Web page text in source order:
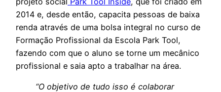
2014 e, desde então, capacita pessoas de baixa
renda através de uma bolsa integral no curso de
Formação Profissional da Escola Park Tool,
fazendo com que o aluno se torne um mecânico
profissional e saia apto a trabalhar na área.
“O objetivo de tudo isso é colaborar